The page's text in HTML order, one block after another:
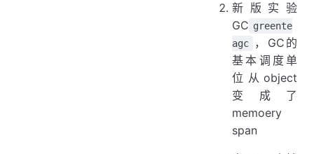
新版实验
GC greente
agc
，GC的
基本调度单
位从object
变成了
memoery
span